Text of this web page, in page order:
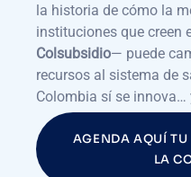
la historia de cómo la
instituciones que creen
Colsubsidio— puede
recursos al sistema de
Colombia sí se innova…
AGENDA AQUÍ TU
LA